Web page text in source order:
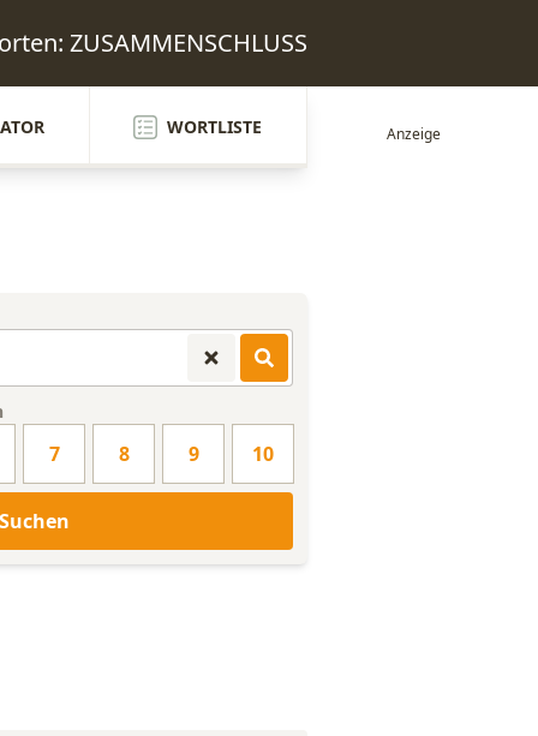
ZUSAMMENSCHLUSS
WORTLISTE
7 8 9 10